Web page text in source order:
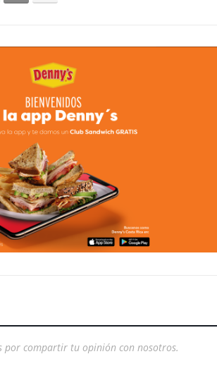
por compartir tu opinión con nosotros.